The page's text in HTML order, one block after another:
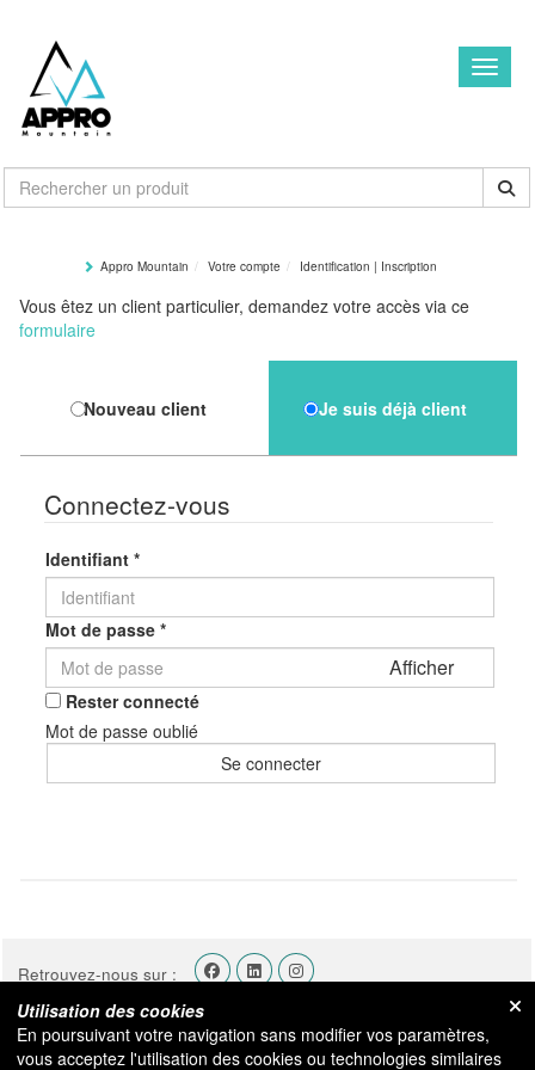
Appro Mountain Votre compte Identification | Inscription
Vous êtez un client particulier, demandez votre accès via ce
formulaire
Nouveau client Je suis déjà client
Connectez-vous
Identifiant *
Mot de passe *
Afficher
Rester connecté
Mot de passe oublié
Retrouvez-nous sur :
MON COMPTE
Utilisation des cookies
En poursuivant votre navigation sans modifier vos paramètres,
vous acceptez l'utilisation des cookies ou technologies similaires